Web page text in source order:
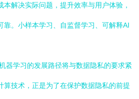
解决实际问题，提升效率与用户体验，
靠。小样本学习、自监督学习、可解释AI
器学习的发展路径将与数据隐私的要求紧
算技术，正是为了在保护数据隐私的前提